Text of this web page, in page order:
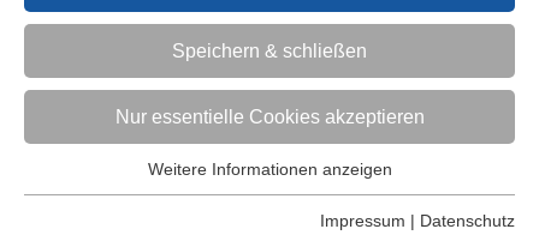
Kinder (0-6)
Grundschulkinder
Jugendliche
Speichern & schließen
Nur essentielle Cookies akzeptieren
Essentielle Cookies werden für grundlegende Funktionen der
Weitere Informationen anzeigen
Impressum | Datenschutz